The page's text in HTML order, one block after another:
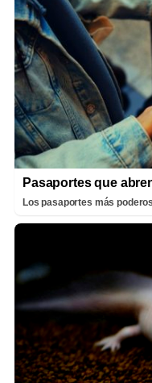
Pasaportes que
Los pasaportes más